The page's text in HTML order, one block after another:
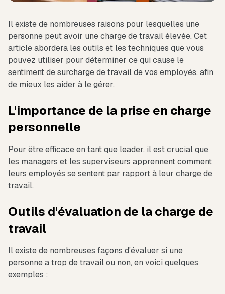
Il existe de nombreuses raisons pour lesquelles une
personne peut avoir une charge de travail élevée. Cet
article abordera les outils et les techniques que vous
pouvez utiliser pour déterminer ce qui cause le
sentiment de surcharge de travail de vos employés, afin
de mieux les aider à le gérer.
L'importance de la prise en charge
personnelle
Pour être efficace en tant que leader, il est crucial que
les managers et les superviseurs apprennent comment
leurs employés se sentent par rapport à leur charge de
travail.
Outils d'évaluation de la charge de
travail
Il existe de nombreuses façons d'évaluer si une
personne a trop de travail ou non, en voici quelques
exemples :